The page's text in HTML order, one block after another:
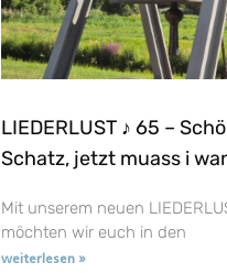
LIEDERLUST ♪ 65 –
Schatz, jetzt muass i
Mit unserem neuen
möchten wir euch in den
weiterlesen »